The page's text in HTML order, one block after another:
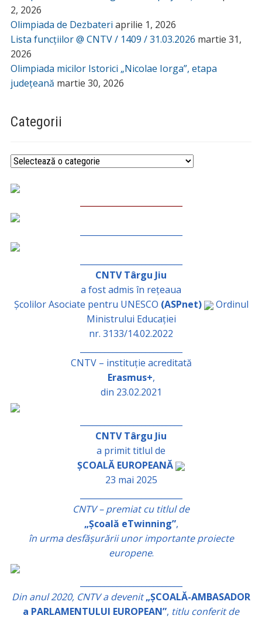
2, 2026
Olimpiada de Dezbateri aprilie 1, 2026
Lista funcțiilor @ CNTV / 1409 / 31.03.2026 martie 31,
2026
Olimpiada micilor Istorici „Nicolae Iorga”, etapa
județeană martie 30, 2026
Categorii
Categorii
CNTV Târgu Jiu
a fost admis în rețeaua
Școlilor Asociate pentru UNESCO (ASPnet)
Ordinul
Ministrului Educației
nr. 3133/14.02.2022
CNTV – instituție acreditată
Erasmus+,
din 23.02.2021
CNTV Târgu Jiu
a primit titlul de
ȘCOALĂ EUROPEANĂ
23 mai 2025
CNTV – premiat cu titlul de
„Școală eTwinning”,
în urma desfășurării unor importante proiecte
europene.
Din anul 2020, CNTV a devenit „ȘCOALĂ-AMBASADOR
a PARLAMENTULUI EUROPEAN”, titlu conferit de